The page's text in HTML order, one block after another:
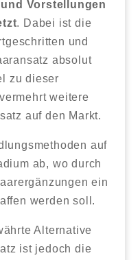
Vorstellungen
. Dabei ist die
und
absolut
zu dieser
weitere
auf den Markt.
auf
ab, wo durch
ein
werden soll.
Alternative
ist jedoch die